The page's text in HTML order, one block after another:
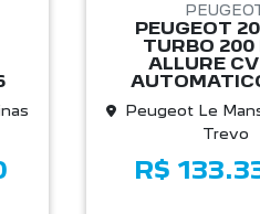
PEUGEOT
TURBO 200
ALLURE
Peugeot Le
Trevo
R$